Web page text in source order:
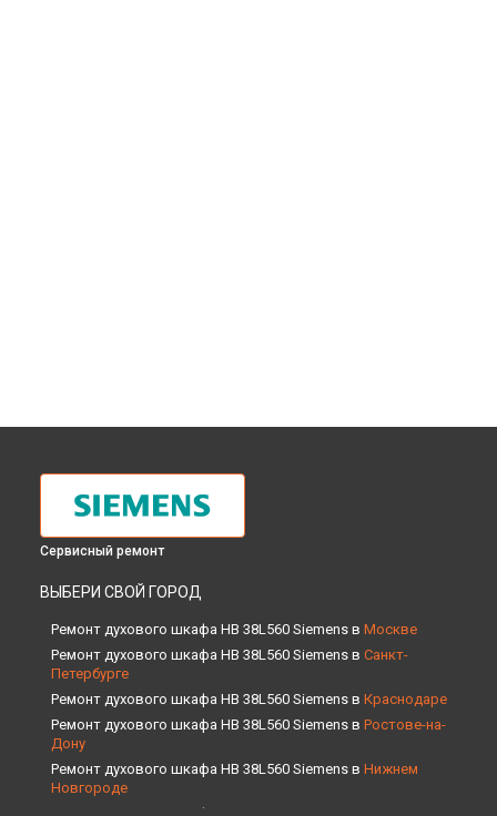
Сервисный ремонт
ВЫБЕРИ СВОЙ ГОРОД
Ремонт духового шкафа HB 38L560 Siemens в Москве
Ремонт духового шкафа HB 38L560 Siemens в Санкт-
Петербурге
Ремонт духового шкафа HB 38L560 Siemens в Краснодаре
Ремонт духового шкафа HB 38L560 Siemens в Ростове-на-
Дону
Ремонт духового шкафа HB 38L560 Siemens в Нижнем
Новгороде